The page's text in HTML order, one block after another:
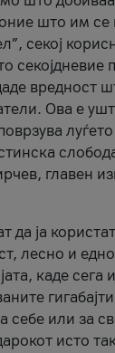
што им
секој
вредност
Ова е
главен
да ја
лесно и
каде
себе или за
исто